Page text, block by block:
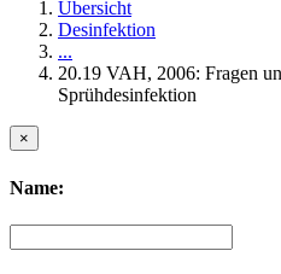
Übersicht
Desinfektion
...
20.19 VAH, 2006: Fragen
Sprühdesinfektion
×
Name: